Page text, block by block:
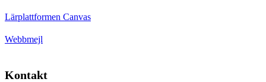
Lärplattformen Canvas
Webbmejl
Kontakt